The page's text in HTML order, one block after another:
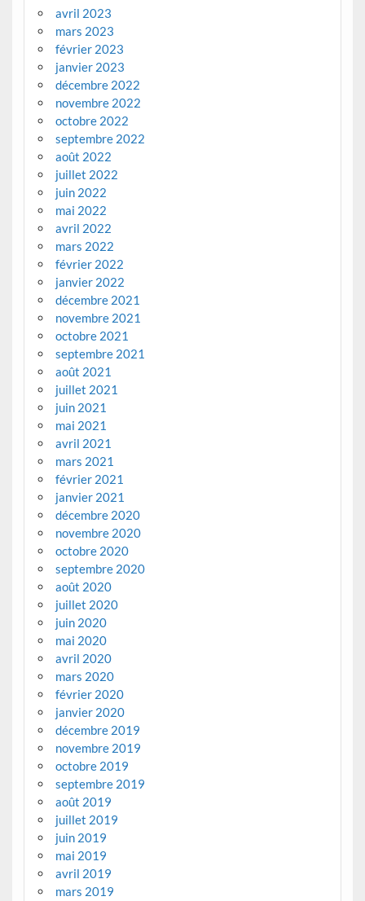
avril 2023
mars 2023
février 2023
janvier 2023
décembre 2022
novembre 2022
octobre 2022
septembre 2022
août 2022
juillet 2022
juin 2022
mai 2022
avril 2022
mars 2022
février 2022
janvier 2022
décembre 2021
novembre 2021
octobre 2021
septembre 2021
août 2021
juillet 2021
juin 2021
mai 2021
avril 2021
mars 2021
février 2021
janvier 2021
décembre 2020
novembre 2020
octobre 2020
septembre 2020
août 2020
juillet 2020
juin 2020
mai 2020
avril 2020
mars 2020
février 2020
janvier 2020
décembre 2019
novembre 2019
octobre 2019
septembre 2019
août 2019
juillet 2019
juin 2019
mai 2019
avril 2019
mars 2019